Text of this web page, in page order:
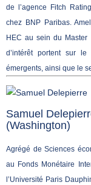
de l’agence Fitch
chez BNP Paribas.
HEC au sein du Master
d’intérêt portent sur
émergents, ainsi que le
Samuel
(Washington)
Agrégé de Sciences
au Fonds Monétaire
l’Université Paris